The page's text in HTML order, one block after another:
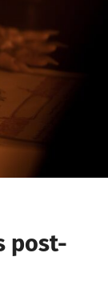
post-